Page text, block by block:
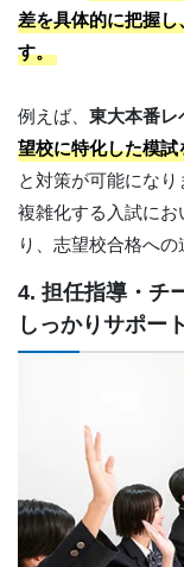
差を具体的に把握
す。
例えば、 東大本番レ
望校に特化した模試
と対策が可能になり
複雑化する入試に
り、志望校合格への
4. 担任指導・チ
しっかりサポー